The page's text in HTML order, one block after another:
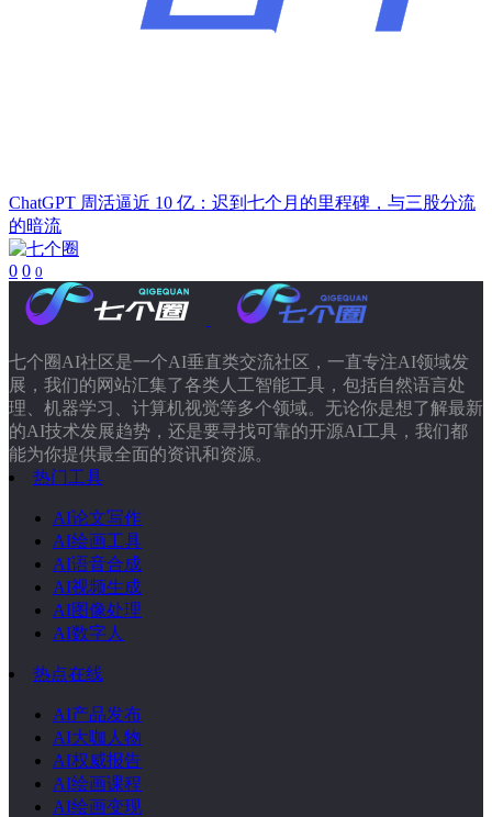
​ChatGPT 周活逼近 10 亿：迟到七个月的里程碑，与三股分流
的暗流
0 0 0
七个圈AI社区是一个AI垂直类交流社区，一直专注AI领域发
展，我们的网站汇集了各类人工智能工具，包括自然语言处
理、机器学习、计算机视觉等多个领域。无论你是想了解最新
的AI技术发展趋势，还是要寻找可靠的开源AI工具，我们都
能为你提供最全面的资讯和资源。
热门工具
AI论文写作
AI绘画工具
AI语音合成
AI视频生成
AI图像处理
AI数字人
热点在线
AI产品发布
AI大咖人物
AI权威报告
AI绘画课程
AI绘画变现